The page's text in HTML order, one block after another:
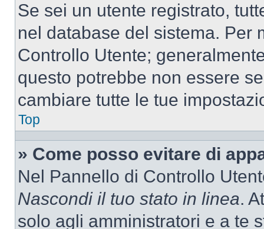
Se sei un utente registrato,
nel database del sistema. Per
Controllo Utente;
questo potrebbe non essere
cambiare tutte le tue
Top
» Come posso evitare di
Nel Pannello di Controllo
Nascondi il tuo stato in linea.
solo agli amministratori e a te